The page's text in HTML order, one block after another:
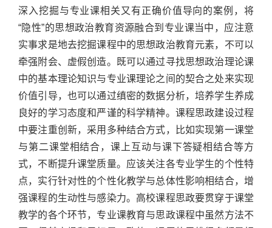
深入挖掘与专业课相关又有正确价值导向的案例，将
“隐性”的思想政治教育资源融合到专业课当中，应注意
实事求是地去挖掘课程中的思想政治教育元素，不可以
牵强附会、虚假创造。既可以通过寻找思想政治理论课
中的基本理论知识与专业课理论之间的契合之处来实现
价值引导，也可以通过缜密的数据分析，培养学生养成
良好的学习态度和严谨的科学精神。课程思政建设过程
中要注重创新，采用多种结合方式，比如实现第一课堂
与第二课堂相结合，课上互动与课下答疑相结合等方
式，不断提升课堂质量。应该关注各专业学生的个性特
点，实行针对性的个性化教学与总体性影响相结合，增
强课程的生动性与感染力。高校课程思政要贯穿于课堂
教学的各个环节，专业课教育与思政课程中虽然方法不